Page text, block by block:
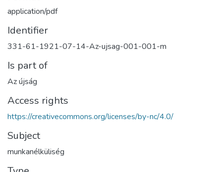
application/pdf
Identifier
331-61-1921-07-14-Az-ujsag-001-001-m
Is part of
Az újság
Access rights
https://creativecommons.org/licenses/by-nc/4.0/
Subject
munkanélküliség